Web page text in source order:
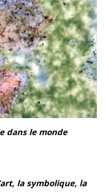
dans le monde
la symbolique, la